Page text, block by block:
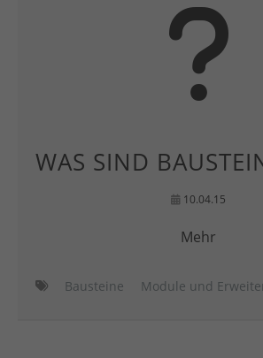
WAS SIND
10.04.15
Mehr
Bausteine Module und